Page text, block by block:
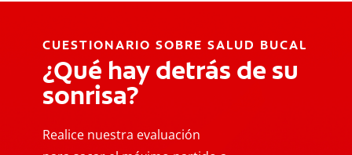
CUESTIONARIO SOBRE SALUD BUCAL
¿Qué hay detrás de su
sonrisa?
Realice nuestra evaluación